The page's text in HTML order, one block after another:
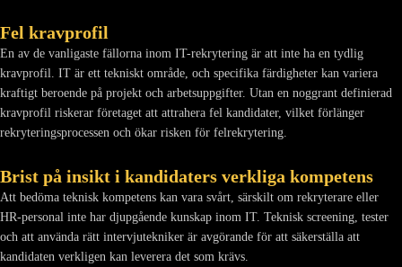
Fel kravprofil
En av de vanligaste fällorna inom IT-rekrytering är att inte ha en tydlig
kravprofil. IT är ett tekniskt område, och specifika färdigheter kan variera
kraftigt beroende på projekt och arbetsuppgifter. Utan en noggrant definierad
kravprofil riskerar företaget att attrahera fel kandidater, vilket förlänger
rekryteringsprocessen och ökar risken för felrekrytering.
Brist på insikt i kandidaters verkliga kompetens
Att bedöma teknisk kompetens kan vara svårt, särskilt om rekryterare eller
HR-personal inte har djupgående kunskap inom IT. Teknisk screening, tester
och att använda rätt intervjutekniker är avgörande för att säkerställa att
kandidaten verkligen kan leverera det som krävs.